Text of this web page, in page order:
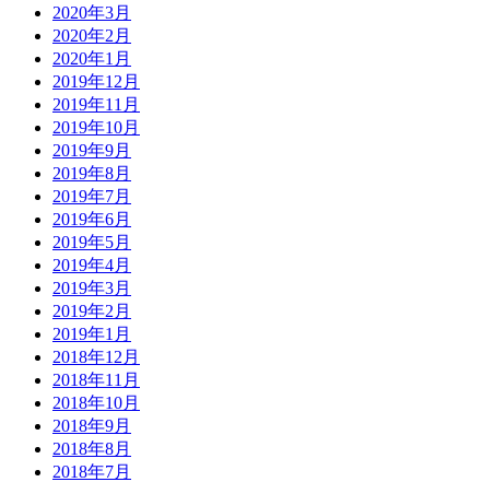
2020年3月
2020年2月
2020年1月
2019年12月
2019年11月
2019年10月
2019年9月
2019年8月
2019年7月
2019年6月
2019年5月
2019年4月
2019年3月
2019年2月
2019年1月
2018年12月
2018年11月
2018年10月
2018年9月
2018年8月
2018年7月